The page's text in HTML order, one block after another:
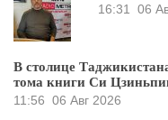
16:31
06
В столице
тома книги Си
11:56 06 Авг 2026